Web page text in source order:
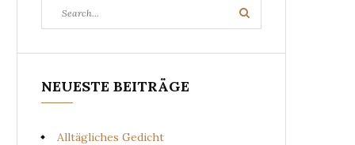
for:
Search
NEUESTE BEITRÄGE
Alltägliches Gedicht